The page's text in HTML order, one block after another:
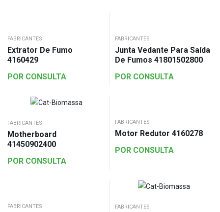
FABRICANTES
Extrator De Fumo
4160429
POR CONSULTA
FABRICANTES
Junta Vedante Para Saída
De Fumos 41801502800
POR CONSULTA
FABRICANTES
Motherboard
41450902400
POR CONSULTA
FABRICANTES
Motor Redutor 4160278
POR CONSULTA
FABRICANTES FABRICANTES